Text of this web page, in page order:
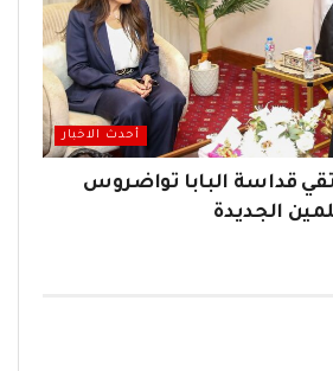
أحدث الاخبار
قداسة البابا تواضروس
الجديدة